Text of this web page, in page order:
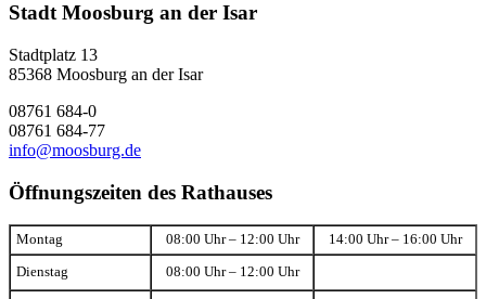
Stadt Moosburg an der Isar
Stadtplatz 13
85368 Moosburg an der Isar
08761 684-0
08761 684-77
info@moosburg.de
Öffnungszeiten des Rathauses
Montag 08:00 Uhr – 12:00 Uhr 14:00 Uhr – 16:00 Uhr
Dienstag 08:00 Uhr – 12:00 Uhr